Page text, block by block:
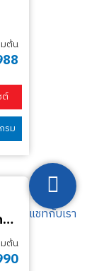
มต้น
ต์
รม
EGYPT ไคโร กีซา เมมฟิส อเล็กซานเดรีย
มต้น
แชทกับเรา